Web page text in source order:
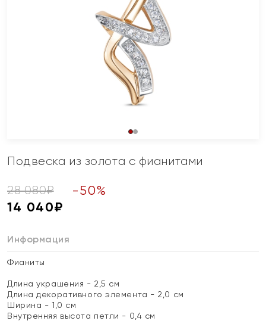
Подвеска из золота с фианитами
28 080₽ -50%
14 040₽
Информация
Фианиты
Длина украшения - 2,5 см
Длина декоративного элемента - 2,0 см
Ширина - 1,0 см
Внутренняя высота петли - 0,4 см